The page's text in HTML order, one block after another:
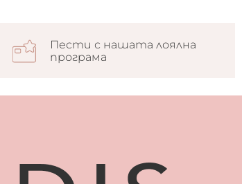
Пести с нашата лоялна
програма